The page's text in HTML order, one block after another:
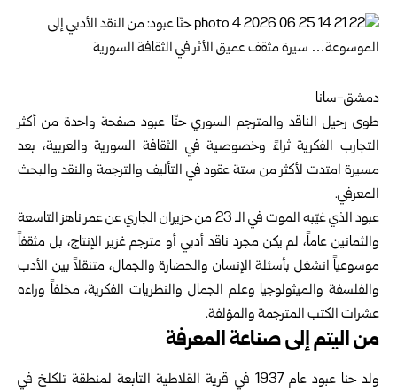
دمشق-سانا
طوى رحيل الناقد والمترجم السوري حنّا عبود صفحة واحدة من أكثر
التجارب الفكرية ثراءً وخصوصية في الثقافة السورية والعربية، بعد
مسيرة امتدت لأكثر من ستة عقود في التأليف والترجمة والنقد والبحث
المعرفي.
عبود الذي غيّبه الموت في الـ 23 من حزيران الجاري عن عمر ناهز التاسعة
والثمانين عاماً، لم يكن مجرد ناقد أدبي أو مترجم غزير الإنتاج، بل مثقفاً
موسوعياً انشغل بأسئلة الإنسان والحضارة والجمال، متنقلاً بين الأدب
والفلسفة والميثولوجيا وعلم الجمال والنظريات الفكرية، مخلفاً وراءه
عشرات الكتب المترجمة والمؤلفة.
من اليتم إلى صناعة المعرفة
ولد حنا عبود عام 1937 في قرية القلاطية التابعة لمنطقة تلكلخ في